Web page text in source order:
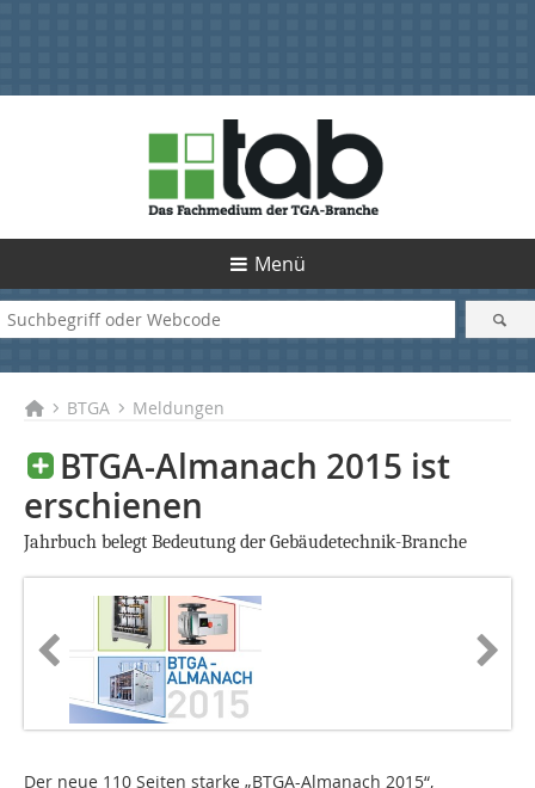
Menü
BTGA Meldungen
BTGA-Almanach 2015 ist
erschienen
Jahrbuch belegt Bedeutung der Gebäudetechnik-Branche
Der neue 110 Seiten starke „BTGA-Almanach 2015“,